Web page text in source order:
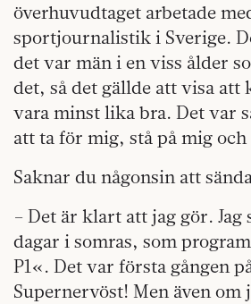
överhuvudtaget arbetade
sportjournalistik i Sverige.
det var män i en viss ålder
det, så det gällde att visa
vara minst lika bra. Det var
att ta för mig, stå på mig
Saknar du någonsin att
– Det är klart att jag gör. Jag
dagar i somras, som
P1«. Det var första gången
Supernervöst! Men även